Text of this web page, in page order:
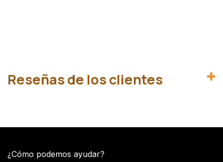
Reseñas de los clientes
¿Cómo podemos ayudar?